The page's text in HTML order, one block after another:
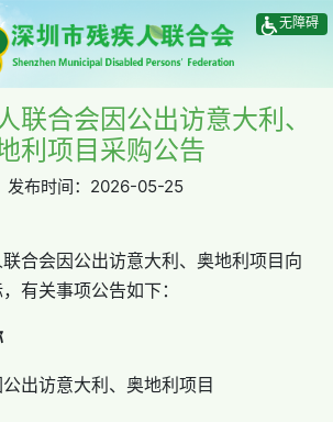
无障碍
联合会因公出访意大利、
利项目采购公告
发布时间： 2026-05-25
会因公出访意大利、奥地利项目向
有关事项公告如下：
访意大利、奥地利项目